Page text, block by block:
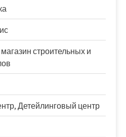
строительных и
Детейлинговый центр